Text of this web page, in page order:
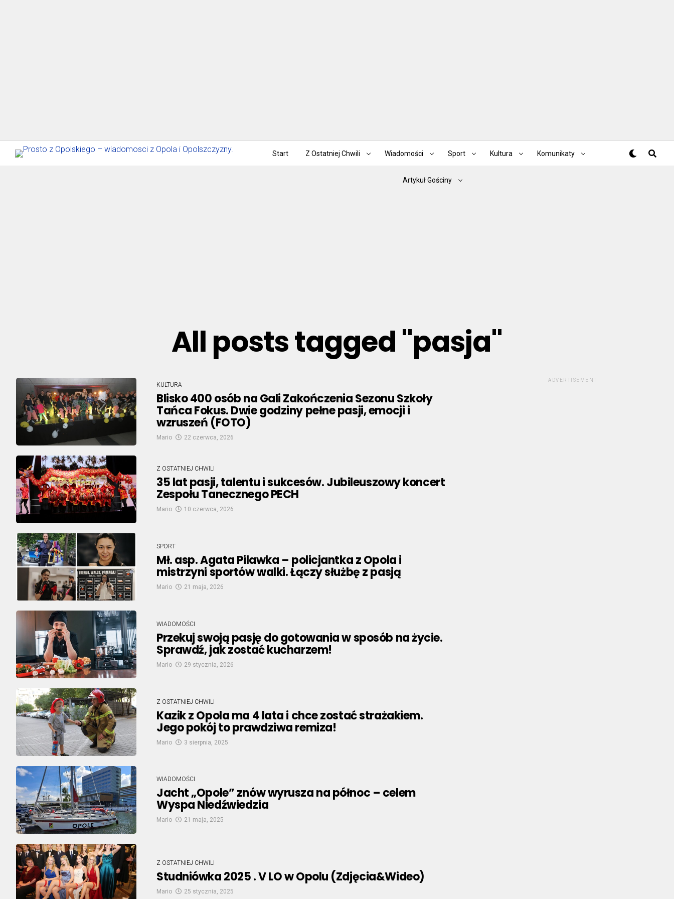
Start Z Ostatniej Chwili Wiadomości Sport Kultura Komunikaty
Artykuł Gościny
All posts tagged "pasja"
KULTURA
Blisko 400 osób na Gali Zakończenia Sezonu Szkoły
Tańca Fokus. Dwie godziny pełne pasji, emocji i
wzruszeń (FOTO)
Mario 22 czerwca, 2026
Z OSTATNIEJ CHWILI
35 lat pasji, talentu i sukcesów. Jubileuszowy koncert
Zespołu Tanecznego PECH
Mario 10 czerwca, 2026
SPORT
Mł. asp. Agata Pilawka – policjantka z Opola i
mistrzyni sportów walki. Łączy służbę z pasją
Mario 21 maja, 2026
WIADOMOŚCI
Przekuj swoją pasję do gotowania w sposób na życie.
Sprawdź, jak zostać kucharzem!
Mario 29 stycznia, 2026
Z OSTATNIEJ CHWILI
Kazik z Opola ma 4 lata i chce zostać strażakiem.
Jego pokój to prawdziwa remiza!
Mario 3 sierpnia, 2025
WIADOMOŚCI
Jacht „Opole” znów wyrusza na północ – celem
Wyspa Niedźwiedzia
Mario 21 maja, 2025
Z OSTATNIEJ CHWILI
Studniówka 2025 . V LO w Opolu (Zdjęcia&Wideo)
Mario 25 stycznia, 2025
ADVERTISEMENT